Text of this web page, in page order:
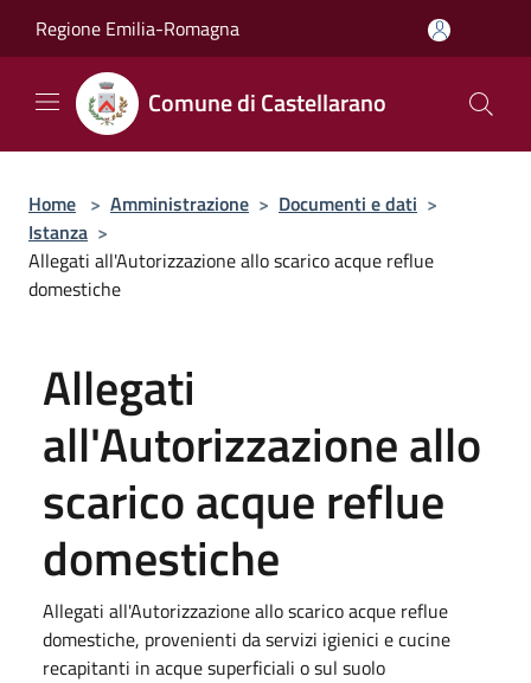
Regione Emilia-Romagna
Comune di Castellarano
Home > Amministrazione > Documenti e dati >
Istanza >
Allegati all'Autorizzazione allo scarico acque reflue
domestiche
Allegati
all'Autorizzazione allo
scarico acque reflue
domestiche
Allegati all'Autorizzazione allo scarico acque reflue
domestiche, provenienti da servizi igienici e cucine
recapitanti in acque superficiali o sul suolo